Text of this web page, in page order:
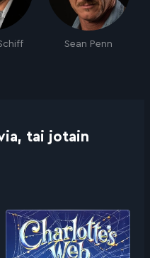
Sean Penn
tai jotain